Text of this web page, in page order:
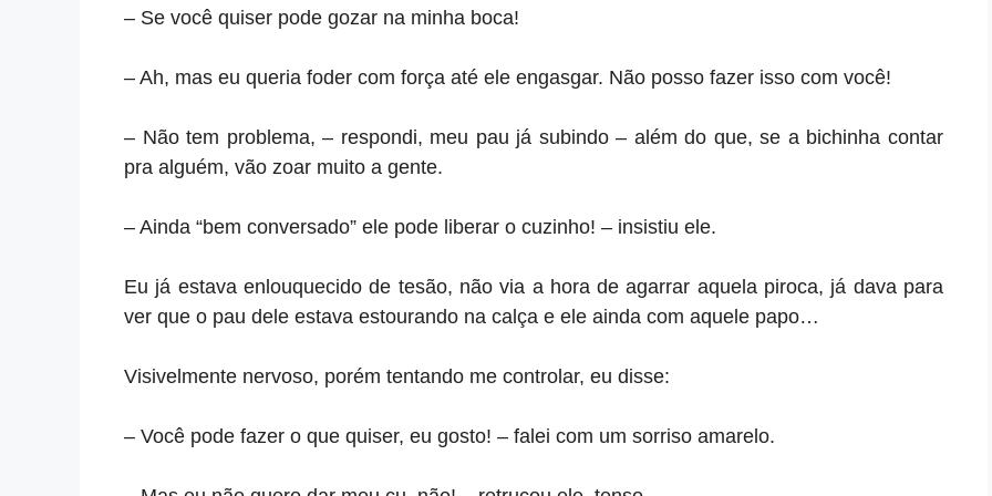
– Se você quiser pode gozar na minha boca!
– Ah, mas eu queria foder com força até ele engasgar. Não posso fazer isso com você!
– Não tem problema, – respondi, meu pau já subindo – além do que, se a bichinha contar
pra alguém, vão zoar muito a gente.
– Ainda “bem conversado” ele pode liberar o cuzinho! – insistiu ele.
Eu já estava enlouquecido de tesão, não via a hora de agarrar aquela piroca, já dava para
ver que o pau dele estava estourando na calça e ele ainda com aquele papo…
Visivelmente nervoso, porém tentando me controlar, eu disse:
– Você pode fazer o que quiser, eu gosto! – falei com um sorriso amarelo.